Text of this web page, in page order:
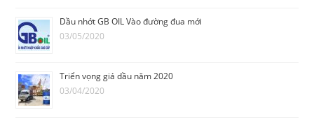
Dầu nhớt GB OIL Vào đường đua mới
03/05/2020
Triển vọng giá dầu năm 2020
03/04/2020